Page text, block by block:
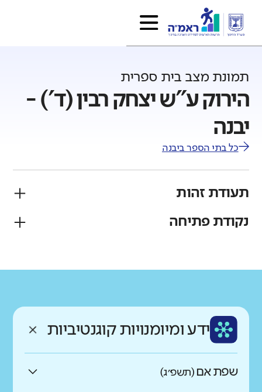
תמונת מצב בית ספרית
הירוק ע"ש יצחק רבין (ד') -
יבנה
כל בתי הספר ביבנה
תעודת זהות
פיקוח
עברית בינוני
נקודת פתיחה
רקע חברתי כלכלי
נמוך ידע ומיומנויות קוגנטיביות
שפת אם(תשפ״ג)